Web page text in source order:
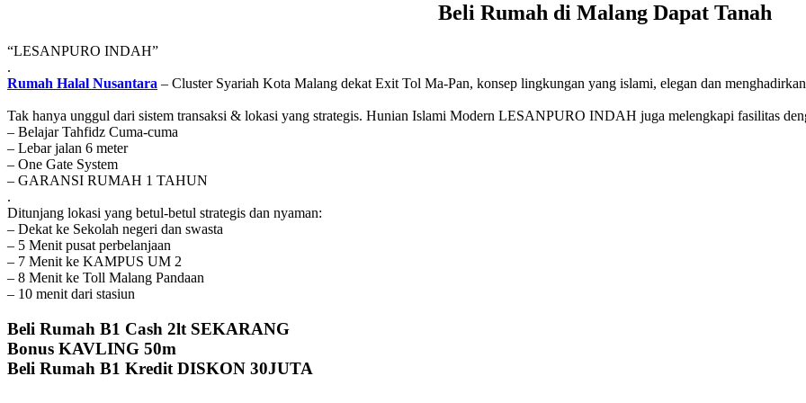
Beli Rumah di Malang Dapat Tanah
“LESANPURO INDAH”⁣⁣
.⁣⁣
Rumah Halal Nusantara – Cluster Syariah Kota Malang dekat Exit Tol Ma-Pan, konsep lingkungan yang islami, elegan dan
Tak hanya unggul dari sistem transaksi & lokasi yang strategis. Hunian Islami Modern LESANPURO INDAH juga melengkapi fasilitas
– Belajar Tahfidz Cuma-cuma
– Lebar jalan 6 meter⁣⁣
– One Gate System⁣⁣
– GARANSI RUMAH 1 TAHUN⁣⁣
⁣⁣.
Ditunjang lokasi yang betul-betul strategis dan nyaman:⁣⁣
– Dekat ke Sekolah negeri dan swasta⁣⁣
– 5 Menit pusat perbelanjaan⁣⁣
– 7 Menit ke KAMPUS UM 2⁣⁣
– 8 Menit ke Toll Malang Pandaan⁣⁣
– 10 menit dari stasiun ⁣⁣
Beli Rumah B1 Cash 2lt SEKARANG ⁣⁣
Bonus KAVLING 50m⁣⁣
Beli Rumah B1 Kredit DISKON 30JUTA⁣⁣